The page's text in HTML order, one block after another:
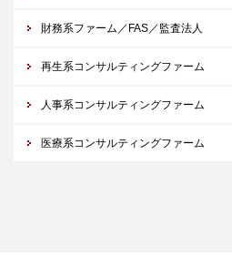
財務系ファーム／FAS／監査法人
再生系コンサルティングファーム
人事系コンサルティングファーム
医療系コンサルティングファーム